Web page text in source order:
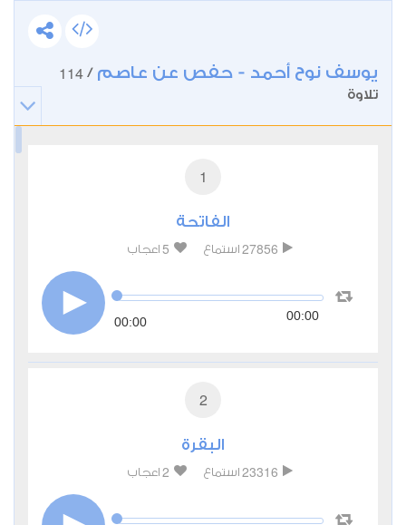
يوسف نوح أحمد - حفص عن عاصم /
114
تلاوة
1
الفاتحة
27856 استماع 5 اعجاب
00:00 00:00
2
البقرة
23316 استماع 2 اعجاب